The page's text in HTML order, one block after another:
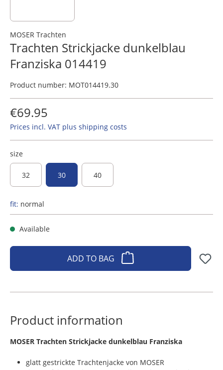
MOSER Trachten
Trachten Strickjacke dunkelblau
Franziska 014419
Product number: MOT014419.30
€69.95
Prices incl. VAT plus shipping costs
size
32 30 40
fit: normal
Available
ADD TO BAG
Product information
​MOSER Trachten Strickjacke dunkelblau Franziska
glatt gestrickte Trachtenjacke von MOSER